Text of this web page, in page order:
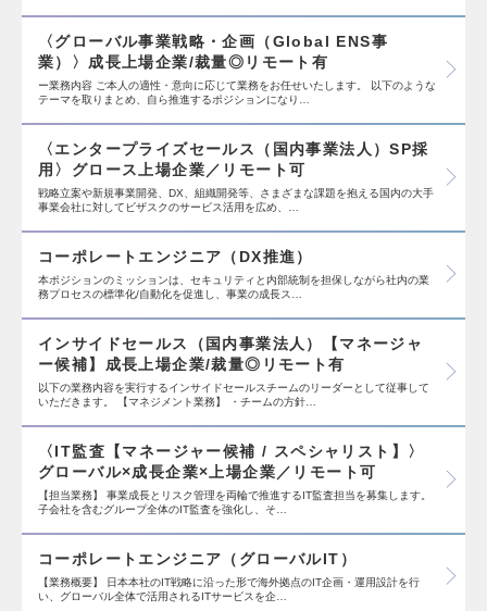
〈グローバル事業戦略・企画（Global ENS事
業）〉成長上場企業/裁量◎リモート有
ー業務内容 ご本人の適性・意向に応じて業務をお任せいたします。 以下のような
テーマを取りまとめ、自ら推進するポジションになり…
〈エンタープライズセールス（国内事業法人）SP採
用〉グロース上場企業／リモート可
戦略立案や新規事業開発、DX、組織開発等、さまざまな課題を抱える国内の大手
事業会社に対してビザスクのサービス活用を広め、…
コーポレートエンジニア（DX推進）
本ポジションのミッションは、セキュリティと内部統制を担保しながら社内の業
務プロセスの標準化/自動化を促進し、事業の成長ス…
インサイドセールス（国内事業法人）【マネージャ
ー候補】成長上場企業/裁量◎リモート有
以下の業務内容を実行するインサイドセールスチームのリーダーとして従事して
いただきます。 【マネジメント業務】 ・チームの方針…
〈IT監査【マネージャー候補 / スペシャリスト】〉
グローバル×成長企業×上場企業／リモート可
【担当業務】 事業成長とリスク管理を両輪で推進するIT監査担当を募集します。
子会社を含むグループ全体のIT監査を強化し、そ…
コーポレートエンジニア（グローバルIT）
【業務概要】 日本本社のIT戦略に沿った形で海外拠点のIT企画・運用設計を行
い、グローバル全体で活用されるITサービスを企…